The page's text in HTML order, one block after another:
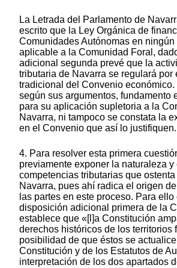
La Letrada del Parlamento de
escrito que la Ley Orgánica de
Comunidades Autónomas en
aplicable a la Comunidad Foral,
adicional segunda prevé que la
tributaria de Navarra se regulará por
tradicional del Convenio económico.
según sus argumentos, fundamento
para su aplicación supletoria a la
Navarra, ni tampoco se constata la
en el Convenio que así lo justifiquen.
4. Para resolver esta primera
previamente exponer la naturaleza
competencias tributarias que
Navarra, pues ahí radica el origen
las partes en este proceso. Para
disposición adicional primera de la
establece que «[l]a Constitución
derechos históricos de los territorios
posibilidad de que éstos se
Constitución y de los Estatutos de
interpretación de los dos apartados